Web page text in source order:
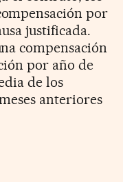
por
justificada.
compensación
por año de
de los
anteriores